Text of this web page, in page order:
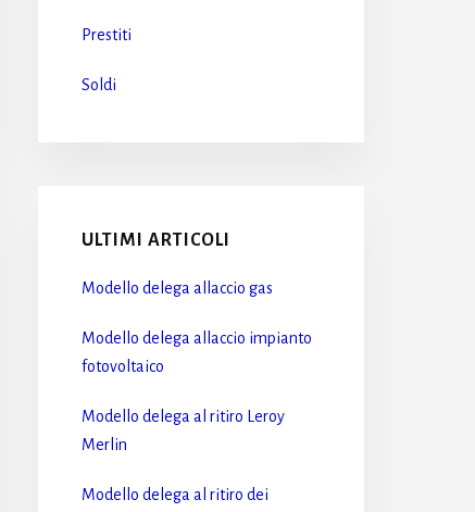
Prestiti
Soldi
ULTIMI ARTICOLI
Modello delega allaccio gas​
Modello delega allaccio impianto
fotovoltaico​
Modello delega al ritiro Leroy
Merlin​
Modello delega al ritiro dei